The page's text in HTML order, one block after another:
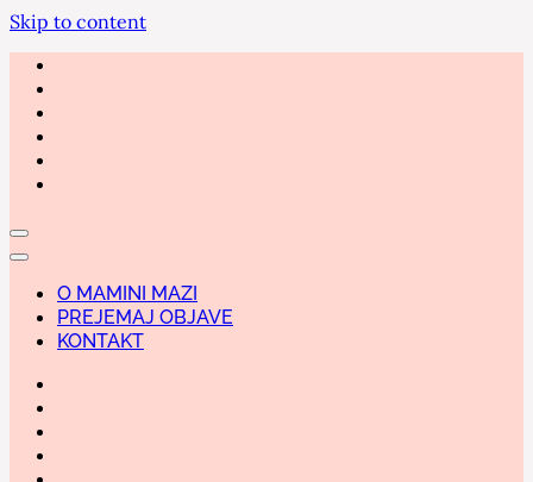
Skip to content
O MAMINI MAZI
PREJEMAJ OBJAVE
KONTAKT